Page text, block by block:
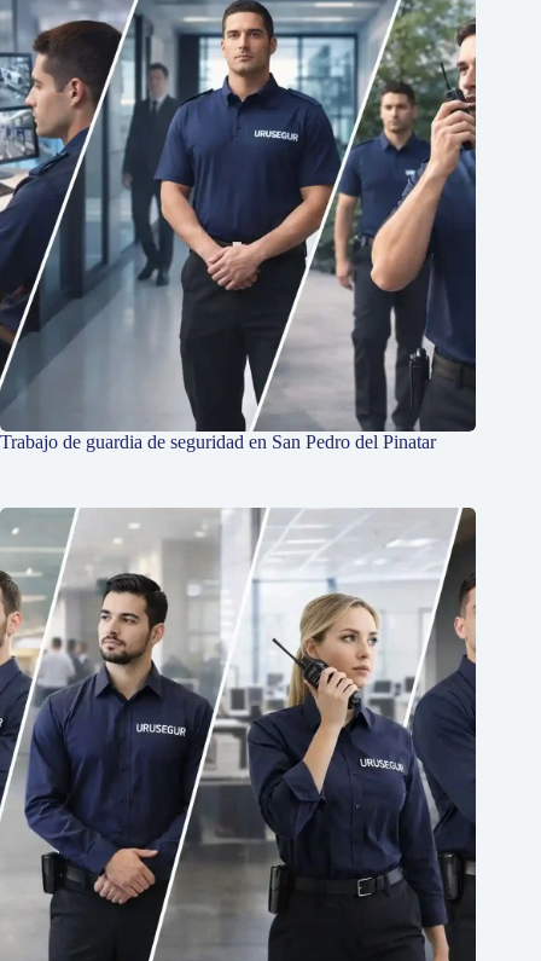
Trabajo de guardia de seguridad en San Pedro del Pinatar